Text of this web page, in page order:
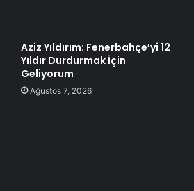
Aziz Yıldırım: Fenerbahçe’yi 12
Yıldır Durdurmak İçin
Geliyorum
Ağustos 7, 2026